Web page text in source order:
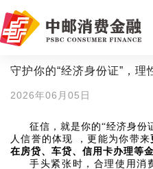
守护你的“经济身份证”，
2026年06月05日
征信，就是你的“经济身份
人信誉的体现 ，更能为你带来
在房贷、车贷、信用卡办理等
手头紧张时，合理使用消